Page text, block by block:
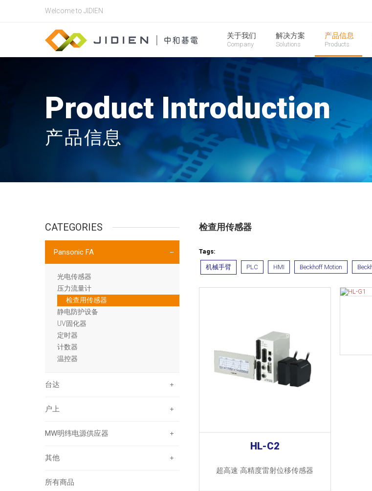
Welcome to JIDIEN
关于我们
Company
解决方案
Solutions
产品信息
Products
Product Introduction
产品信息
CATEGORIES
Pansonic FA
光电传感器
压力流量计
检查用传感器
静电防护设备
UV固化器
定时器
计数器
温控器
台达
户上
MW明纬电源供应器
其他
所有商品
检查用传感器
Tags:
机械手臂 PLC HMI Beckhoff Motion
HL-C2
超高速·高精度雷射位移传感器